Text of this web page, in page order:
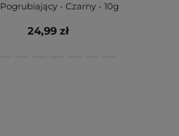
- Czarny - 10g
24,99 zł